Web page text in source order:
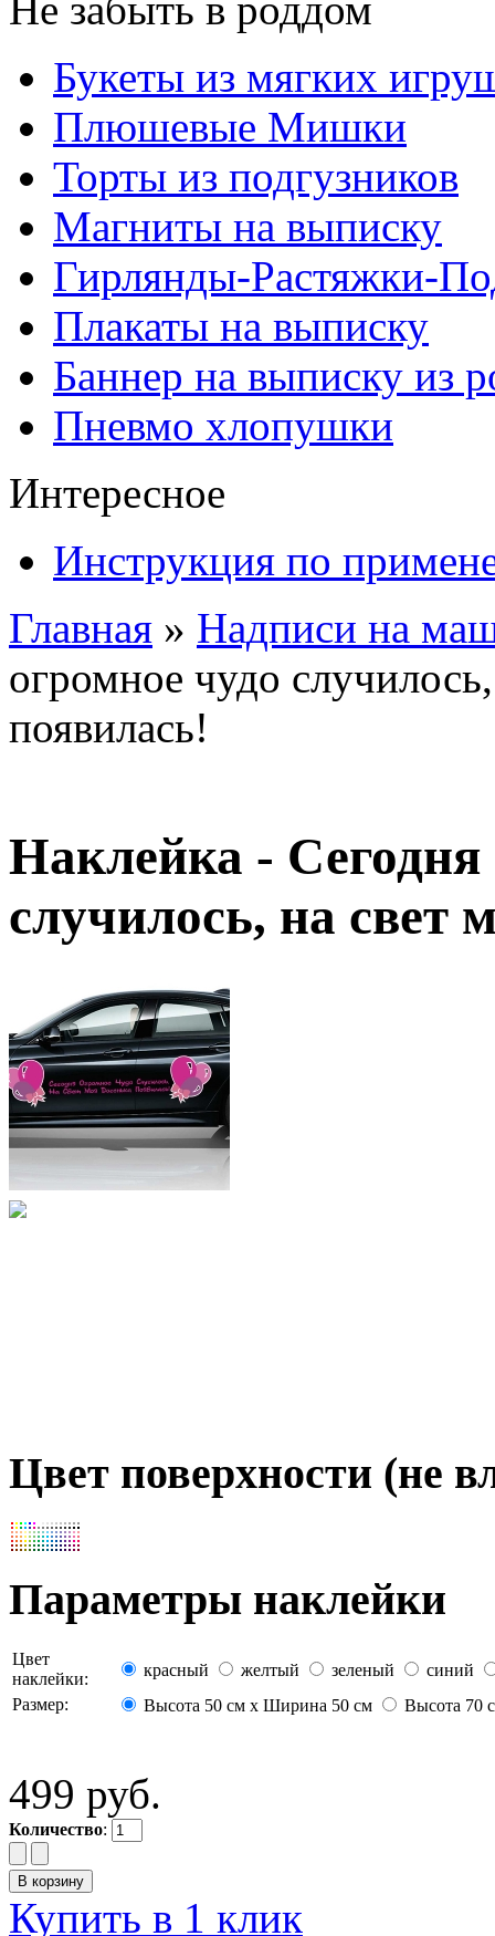
Не забыть в роддом
Букеты из мягких
Плюшевые Мишки
Торты из подгузников
Магниты на выписку
Гирлянды-Растяжки-
Плакаты на выписку
Баннер на выписку из
Пневмо хлопушки
Интересное
Инструкция по
Главная » Надписи на
огромное чудо
появилась!
Наклейка - Сегодня
случилось, на свет
Цвет поверхности (не
Параметры наклейки
Цвет
наклейки:
красный желтый зеленый
синий
Размер:
Высота 50 см х Ширина 50 см Высота 70
499 руб.
Количество:
Купить в 1 клик